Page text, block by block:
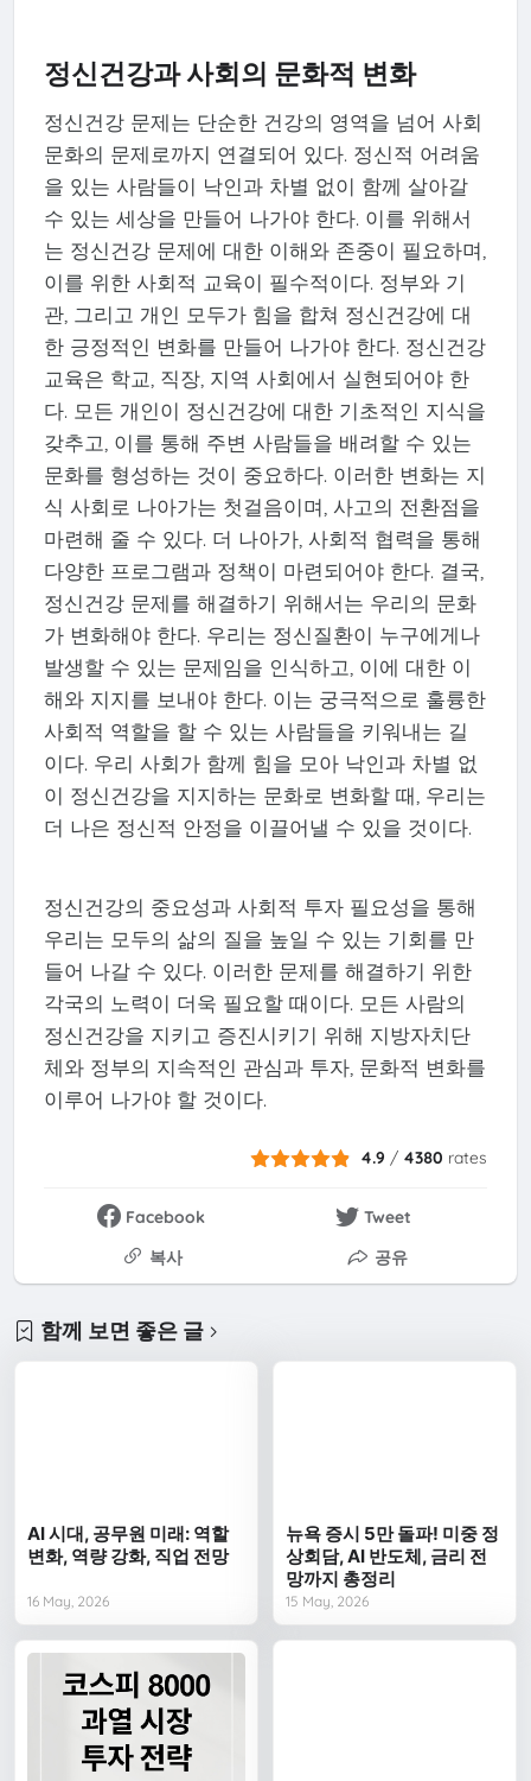
정신건강과 사회의 문화적 변화
정신건강 문제는 단순한 건강의 영역을 넘어 사회
문화의 문제로까지 연결되어 있다. 정신적 어려움
을 있는 사람들이 낙인과 차별 없이 함께 살아갈
수 있는 세상을 만들어 나가야 한다. 이를 위해서
는 정신건강 문제에 대한 이해와 존중이 필요하며,
이를 위한 사회적 교육이 필수적이다. 정부와 기
관, 그리고 개인 모두가 힘을 합쳐 정신건강에 대
한 긍정적인 변화를 만들어 나가야 한다. 정신건강
교육은 학교, 직장, 지역 사회에서 실현되어야 한
다. 모든 개인이 정신건강에 대한 기초적인 지식을
갖추고, 이를 통해 주변 사람들을 배려할 수 있는
문화를 형성하는 것이 중요하다. 이러한 변화는 지
식 사회로 나아가는 첫걸음이며, 사고의 전환점을
마련해 줄 수 있다. 더 나아가, 사회적 협력을 통해
다양한 프로그램과 정책이 마련되어야 한다. 결국,
정신건강 문제를 해결하기 위해서는 우리의 문화
가 변화해야 한다. 우리는 정신질환이 누구에게나
발생할 수 있는 문제임을 인식하고, 이에 대한 이
해와 지지를 보내야 한다. 이는 궁극적으로 훌륭한
사회적 역할을 할 수 있는 사람들을 키워내는 길
이다. 우리 사회가 함께 힘을 모아 낙인과 차별 없
이 정신건강을 지지하는 문화로 변화할 때, 우리는
더 나은 정신적 안정을 이끌어낼 수 있을 것이다.
정신건강의 중요성과 사회적 투자 필요성을 통해
우리는 모두의 삶의 질을 높일 수 있는 기회를 만
들어 나갈 수 있다. 이러한 문제를 해결하기 위한
각국의 노력이 더욱 필요할 때이다. 모든 사람의
정신건강을 지키고 증진시키기 위해 지방자치단
체와 정부의 지속적인 관심과 투자, 문화적 변화를
이루어 나가야 할 것이다.
4.9 / 4380 rates
Facebook
Tweet
복사
공유
함께 보면 좋은 글
AI 시대, 공무원 미래: 역할
변화, 역량 강화, 직업 전망
16 May, 2026
뉴욕 증시 5만 돌파! 미중 정
상회담, AI 반도체, 금리 전
망까지 총정리
15 May, 2026